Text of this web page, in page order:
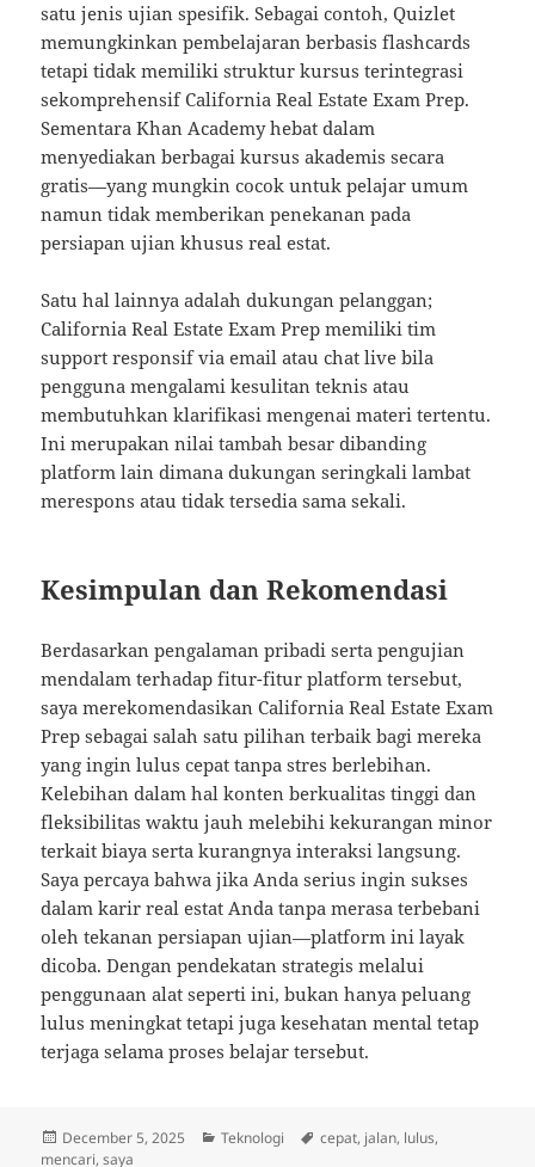
satu jenis ujian spesifik. Sebagai contoh, Quizlet
memungkinkan pembelajaran berbasis flashcards
tetapi tidak memiliki struktur kursus terintegrasi
sekomprehensif California Real Estate Exam Prep.
Sementara Khan Academy hebat dalam
menyediakan berbagai kursus akademis secara
gratis—yang mungkin cocok untuk pelajar umum
namun tidak memberikan penekanan pada
persiapan ujian khusus real estat.
Satu hal lainnya adalah dukungan pelanggan;
California Real Estate Exam Prep memiliki tim
support responsif via email atau chat live bila
pengguna mengalami kesulitan teknis atau
membutuhkan klarifikasi mengenai materi tertentu.
Ini merupakan nilai tambah besar dibanding
platform lain dimana dukungan seringkali lambat
merespons atau tidak tersedia sama sekali.
Kesimpulan dan Rekomendasi
Berdasarkan pengalaman pribadi serta pengujian
mendalam terhadap fitur-fitur platform tersebut,
saya merekomendasikan California Real Estate Exam
Prep sebagai salah satu pilihan terbaik bagi mereka
yang ingin lulus cepat tanpa stres berlebihan.
Kelebihan dalam hal konten berkualitas tinggi dan
fleksibilitas waktu jauh melebihi kekurangan minor
terkait biaya serta kurangnya interaksi langsung.
Saya percaya bahwa jika Anda serius ingin sukses
dalam karir real estat Anda tanpa merasa terbebani
oleh tekanan persiapan ujian—platform ini layak
dicoba. Dengan pendekatan strategis melalui
penggunaan alat seperti ini, bukan hanya peluang
lulus meningkat tetapi juga kesehatan mental tetap
terjaga selama proses belajar tersebut.
Posted
on
December 5, 2025 Categories
Teknologi Tags
cepat, jalan, lulus,
mencari,saya